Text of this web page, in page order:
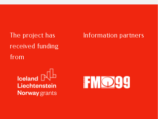
The project has
received funding
from
Information partners